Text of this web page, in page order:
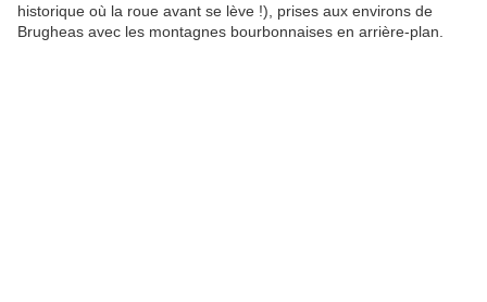
historique où la roue avant se lève !), prises aux environs de
Brugheas avec les montagnes bourbonnaises en arrière-plan.